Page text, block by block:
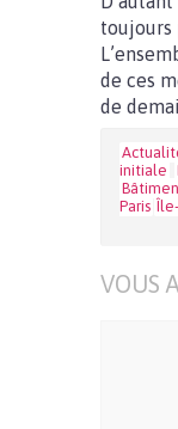
toujours
de ces
de
initiale
Paris
VOUS